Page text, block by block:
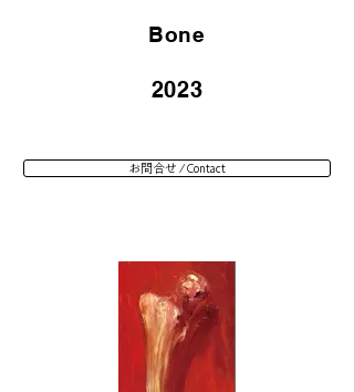
Bone
2023
お問合せ / Contact